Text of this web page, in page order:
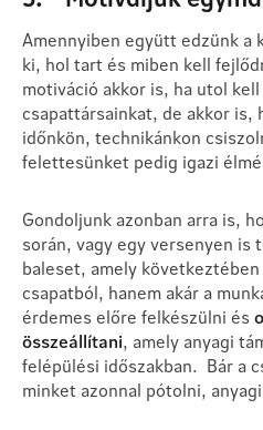
Amennyiben együtt edzünk a
ki, hol tart és miben kell
motiváció akkor is, ha utol
csapattársainkat, de akkor is,
időnkön, technikánkon
felettesünket pedig igazi
Gondoljunk azonban arra is,
során, vagy egy versenyen is
baleset, amely
csapatból, hanem akár a
érdemes előre felkészülni és
összeállítani, amely anyagi
felépülési időszakban. Bár a
minket azonnal pótolni,